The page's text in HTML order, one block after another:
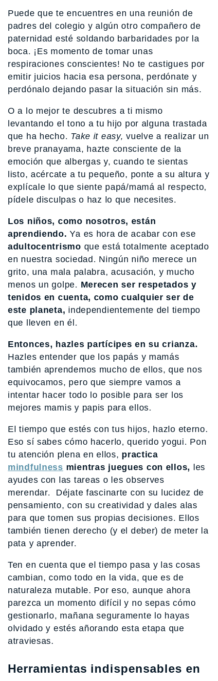
Puede que te encuentres en una reunión de
padres del colegio y algún otro compañero de
paternidad esté soldando barbaridades por la
boca. ¡Es momento de tomar unas
respiraciones conscientes! No te castigues por
emitir juicios hacia esa persona, perdónate y
perdónalo dejando pasar la situación sin más.
O a lo mejor te descubres a ti mismo
levantando el tono a tu hijo por alguna trastada
que ha hecho. Take it easy, vuelve a realizar un
breve pranayama, hazte consciente de la
emoción que albergas y, cuando te sientas
listo, acércate a tu pequeño, ponte a su altura y
explícale lo que siente papá/mamá al respecto,
pídele disculpas o haz lo que necesites.
Los niños, como nosotros, están
aprendiendo. Ya es hora de acabar con ese
adultocentrismo que está totalmente aceptado
en nuestra sociedad. Ningún niño merece un
grito, una mala palabra, acusación, y mucho
menos un golpe. Merecen ser respetados y
tenidos en cuenta, como cualquier ser de
este planeta, independientemente del tiempo
que lleven en él.
Entonces, hazles partícipes en su crianza.
Hazles entender que los papás y mamás
también aprendemos mucho de ellos, que nos
equivocamos, pero que siempre vamos a
intentar hacer todo lo posible para ser los
mejores mamis y papis para ellos.
El tiempo que estés con tus hijos, hazlo eterno.
Eso sí sabes cómo hacerlo, querido yogui. Pon
tu atención plena en ellos, practica
mindfulness mientras juegues con ellos,
les
ayudes con las tareas o les observes
merendar. Déjate fascinarte con su lucidez de
pensamiento, con su creatividad y dales alas
para que tomen sus propias decisiones. Ellos
también tienen derecho (y el deber) de meter la
pata y aprender.
Ten en cuenta que el tiempo pasa y las cosas
cambian, como todo en la vida, que es de
naturaleza mutable. Por eso, aunque ahora
parezca un momento difícil y no sepas cómo
gestionarlo, mañana seguramente lo hayas
olvidado y estés añorando esta etapa que
atraviesas.
Herramientas indispensables en